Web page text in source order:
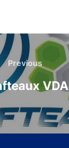
Previous
Previous
VDA